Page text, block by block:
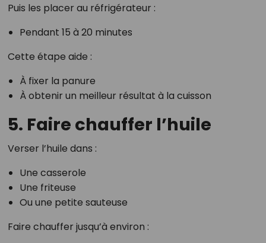
Puis les placer au réfrigérateur :
Pendant 15 à 20 minutes
Cette étape aide :
À fixer la panure
À obtenir un meilleur résultat à la cuisson
5. Faire chauffer l’huile
Verser l’huile dans :
Une casserole
Une friteuse
Ou une petite sauteuse
Faire chauffer jusqu’à environ :